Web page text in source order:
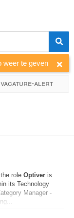
weer te geven
Vacature-alert
role Optiver is
its Technology
Manager -